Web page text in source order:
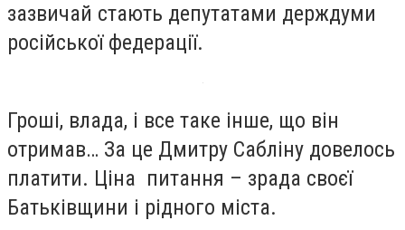
зазвичай стають депутатами держдуми
російської федерації.
Гроші, влада, і все таке інше, що він
отримав… За це Дмитру Сабліну довелось
платити. Ціна питання – зрада своєї
Батьківщини і рідного міста.